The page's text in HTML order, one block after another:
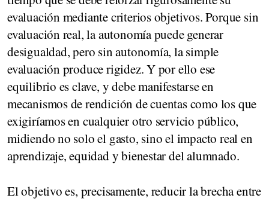
evaluación mediante criterios objetivos. Porque sin
evaluación real, la autonomía puede generar
desigualdad, pero sin autonomía, la simple
evaluación produce rigidez. Y por ello ese
equilibrio es clave, y debe manifestarse en
mecanismos de rendición de cuentas como los que
exigiríamos en cualquier otro servicio público,
midiendo no solo el gasto, sino el impacto real en
aprendizaje, equidad y bienestar del alumnado.
El objetivo es, precisamente, reducir la brecha entre